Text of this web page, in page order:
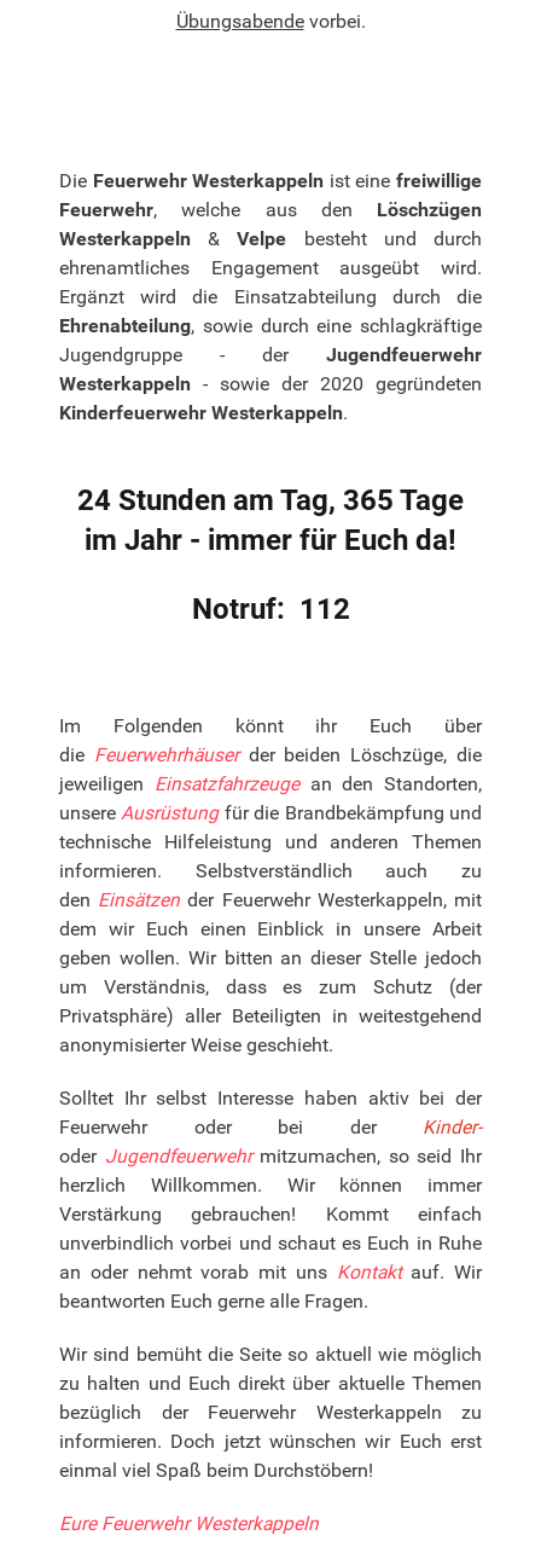
Übungsabendevorbei.
Die Feuerwehr Westerkappeln ist einefreiwillige
Feuerwehr, welche aus den
Löschzügen
Westerkappeln &Velpe besteht und durch
ehrenamtliches Engagement ausgeübt wird.
Ergänzt wird die Einsatzabteilung durch die
Ehrenabteilung, sowie durch eine schlagkräftige
Jugendgruppe - derJugendfeuerwehr
Westerkappeln - sowie der 2020 gegründeten
Kinderfeuerwehr Westerkappeln.
24 Stunden am Tag, 365 Tage
im Jahr - immer für Euch da!
Notruf: 112
Im Folgenden könnt ihr Euch über
die Feuerwehrhäuserder beiden Löschzüge, die
jeweiligen Einsatzfahrzeugean den Standorten,
unsereAusrüstungfür die Brandbekämpfung und
technische Hilfeleistung und anderen Themen
informieren. Selbstverständlich auch zu
den Einsätzen der Feuerwehr Westerkappeln, mit
dem wir Euch einen Einblick in unsere Arbeit
geben wollen. Wir bitten an dieser Stelle jedoch
um Verständnis, dass es zum Schutz (der
Privatsphäre) aller Beteiligten in weitestgehend
anonymisierter Weise geschieht.
Solltet Ihr selbst Interesse haben aktiv bei der
Feuerwehr oder bei der Kinder-
oder Jugendfeuerwehrmitzumachen, so seid Ihr
herzlich Willkommen. Wir können immer
Verstärkung gebrauchen! Kommt einfach
unverbindlich vorbei und schaut es Euch in Ruhe
an oder nehmt vorab mit uns Kontaktauf. Wir
beantworten Euch gerne alle Fragen.
Wir sind bemüht die Seite so aktuell wie möglich
zu halten und Euch direkt über aktuelle Themen
bezüglich der Feuerwehr Westerkappeln zu
informieren. Doch jetzt wünschen wir Euch erst
einmal viel Spaß beim Durchstöbern!
Eure Feuerwehr Westerkappeln